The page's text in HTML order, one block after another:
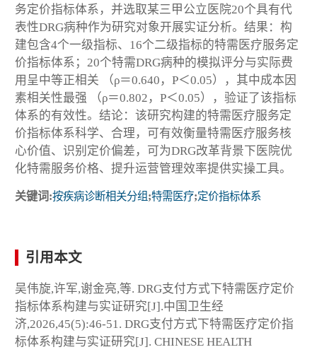
务定价指标体系，并选取某三甲公立医院20个具有代
表性DRG病种作为研究对象开展实证分析。结果：构
建包含4个一级指标、16个二级指标的特需医疗服务定
价指标体系；20个特需DRG病种的模拟评分与实际费
用呈中等正相关 （ρ＝0.640，P＜0.05），其中成本因
素相关性最强 （ρ＝0.802，P＜0.05），验证了该指标
体系的有效性。结论：该研究构建的特需医疗服务定
价指标体系科学、合理，可有效衡量特需医疗服务核
心价值、识别定价偏差，可为DRG改革背景下医院优
化特需服务价格、提升运营管理效率提供实操工具。
关键词:按疾病诊断相关分组;特需医疗;定价指标体系
引用本文
吴伟旋,许军,谢金亮,等. DRG支付方式下特需医疗定价
指标体系构建与实证研究[J].中国卫生经
济,2026,45(5):46-51. DRG支付方式下特需医疗定价指
标体系构建与实证研究[J]. CHINESE HEALTH